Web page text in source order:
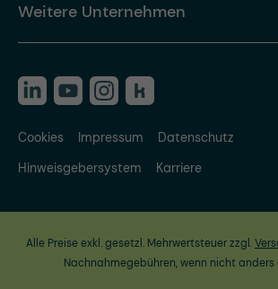
Weitere Unternehmen
Cookies Impressum
Datenschutz
Hinweisgebersystem
Karriere
Alle Preise exkl. gesetzl. Mehrwertsteuer zzgl.
Nachnahmegebühren, wenn nicht